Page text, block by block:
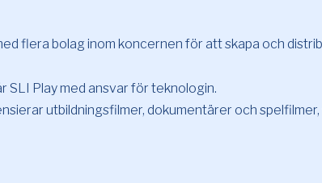
flera bolag inom koncernen för att skapa och
Play med ansvar för teknologin.
utbildningsfilmer, dokumentärer och